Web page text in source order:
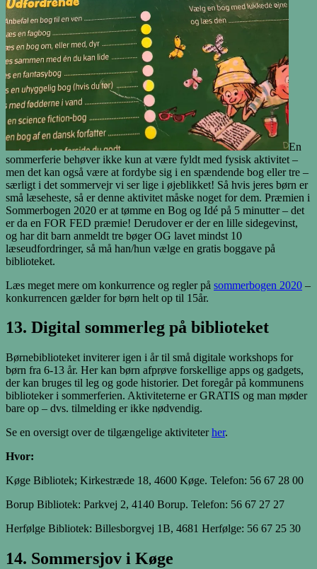
En
sommerferie behøver ikke kun at være fyldt med fysisk aktivitet –
men det kan også være at fordybe sig i en spændende bog eller tre –
særligt i det sommervejr vi ser lige i øjeblikket! Så hvis jeres børn er
små læseheste, så er denne aktivitet måske noget for dem. Præmien i
Sommerbogen 2020 er at tømme en Bog og Idé på 5 minutter – det
er da en FOR FED præmie! Derudover er der en lille sidegevinst,
og har dit barn anmeldt tre bøger OG lavet mindst 10
læseudfordringer, så må han/hun vælge en gratis boggave på
biblioteket.
Læs meget mere om konkurrence og regler på sommerbogen 2020 –
konkurrencen gælder for børn helt op til 15år.
13. Digital sommerleg på biblioteket
Børnebiblioteket inviterer igen i år til små digitale workshops for
børn fra 6-13 år. Her kan børn afprøve forskellige apps og gadgets,
der kan bruges til leg og gode historier. Det foregår på kommunens
biblioteker i sommerferien. Aktiviteterne er GRATIS og man møder
bare op – dvs. tilmelding er ikke nødvendig.
Se en oversigt over de tilgængelige aktiviteterher.
Hvor:
Køge Bibliotek; Kirkestræde 18, 4600 Køge. Telefon: 56 67 28 00
Borup Bibliotek: Parkvej 2, 4140 Borup. Telefon: 56 67 27 27
Herfølge Bibliotek: Billesborgvej 1B, 4681 Herfølge: 56 67 25 30
14. Sommersjov i Køge